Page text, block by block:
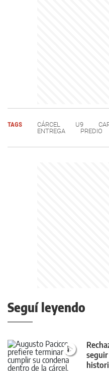
TAGS CÁRCEL U9
ENTREGA
PREDIO
Seguí leyendo